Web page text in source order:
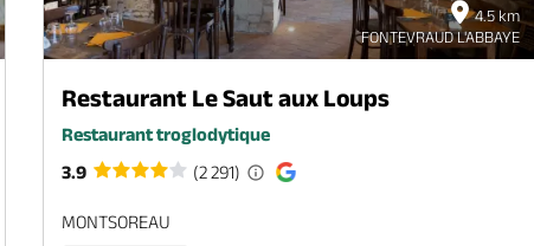
4.5 km
FONTEVRAUD L'ABBAYE
Restaurant Le Saut aux Loups
Restaurant troglodytique
3.9
(2 291)
MONTSOREAU